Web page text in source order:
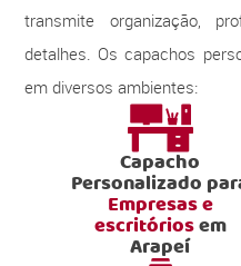
transmite organização,
detalhes. Os capachos
em diversos ambientes:
Capacho
Personalizado
Empresas e
escritóriosem
Arapeí